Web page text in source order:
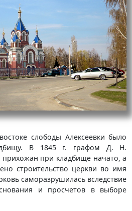
слободы Алексеевки было
В 1845 г. графом Д. Н.
при кладбище начато, а
строительство церкви во имя
саморазрушилась вследствие
и просчетов в выборе